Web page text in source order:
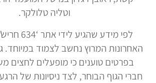
וטליה טלולקר.
לפי מידע
האחרונות המרוץ נחשב לצמוד במיוחד.
בפרטים טוענים כי מופעלים לחצים
חברי הגוף הבוחר, לצד ניסיונות של